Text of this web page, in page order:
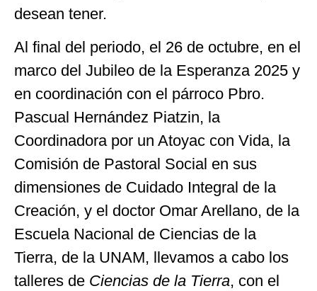
desean tener.
Al final del periodo, el 26 de octubre, en el
marco del Jubileo de la Esperanza 2025 y
en coordinación con el párroco Pbro.
Pascual Hernández Piatzin, la
Coordinadora por un Atoyac con Vida, la
Comisión de Pastoral Social en sus
dimensiones de Cuidado Integral de la
Creación, y el doctor Omar Arellano, de la
Escuela Nacional de Ciencias de la
Tierra, de la UNAM, llevamos a cabo los
talleres de Ciencias de la Tierra, con el